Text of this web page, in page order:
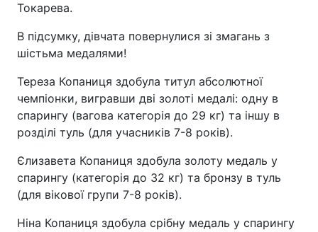
Токарева.
В підсумку, дівчата повернулися зі змагань з
шістьма медалями!
Тереза Копаниця здобула титул абсолютної
чемпіонки, вигравши дві золоті медалі: одну в
спарингу (вагова категорія до 29 кг) та іншу в
розділі туль (для учасників 7-8 років).
Єлизавета Копаниця здобула золоту медаль у
спарингу (категорія до 32 кг) та бронзу в туль
(для вікової групи 7-8 років).
Ніна Копаниця здобула срібну медаль у спарингу